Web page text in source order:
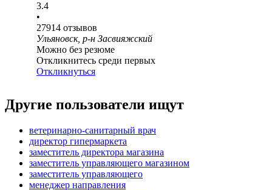
3.4
•
27914 отзывов
Ульяновск, р-н Засвияжский
Можно без резюме
Откликнитесь среди первых
Откликнуться
Другие пользователи ищут
ветеринарно-санитарный врач
директор гипермаркета
заместитель директора магазина
заместитель управляющего магазином
заместитель управляющего
менеджер направления